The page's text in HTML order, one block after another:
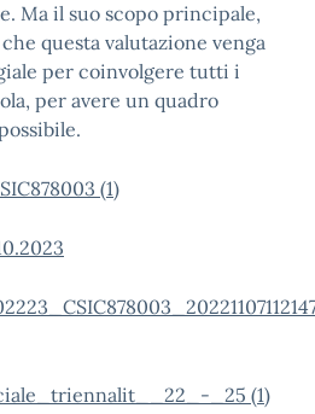
Ma il suo scopo principale,
questa valutazione venga
per coinvolgere tutti i
per avere un quadro
(1)
_25 (1)